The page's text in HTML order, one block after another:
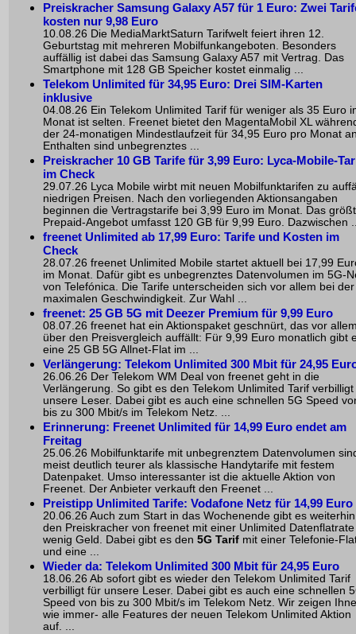
Preiskracher Samsung Galaxy A57 für 1 Euro: Zwei
kosten nur 9,98 Euro
10.08.26 Die MediaMarktSaturn Tarifwelt feiert ihren 12.
Geburtstag mit mehreren Mobilfunkangeboten. Besonders
auffällig ist dabei das Samsung Galaxy A57 mit Vertrag. Das
Smartphone mit 128 GB Speicher kostet einmalig ...
Telekom Unlimited für 34,95 Euro: Drei SIM-Karten
inklusive
04.08.26 Ein Telekom Unlimited Tarif für weniger als 35 Euro
Monat ist selten. Freenet bietet den MagentaMobil XL
der 24-monatigen Mindestlaufzeit für 34,95 Euro pro Monat
Enthalten sind unbegrenztes ...
Preiskracher 10 GB Tarife für 3,99 Euro: Lyca-Mobile-
im Check
29.07.26 Lyca Mobile wirbt mit neuen Mobilfunktarifen zu
niedrigen Preisen. Nach den vorliegenden Aktionsangaben
beginnen die Vertragstarife bei 3,99 Euro im Monat. Das
Prepaid-Angebot umfasst 120 GB für 9,99 Euro. Dazwischen
freenet Unlimited ab 17,99 Euro: Tarife und Kosten im
Check
28.07.26 freenet Unlimited Mobile startet aktuell bei 17,99
im Monat. Dafür gibt es unbegrenztes Datenvolumen im 5G-
von Telefónica. Die Tarife unterscheiden sich vor allem bei der
maximalen Geschwindigkeit. Zur Wahl ...
freenet: 25 GB 5G mit Deezer Premium für 9,99 Euro
08.07.26 freenet hat ein Aktionspaket geschnürt, das vor
über den Preisvergleich auffällt: Für 9,99 Euro monatlich gibt
eine 25 GB 5G Allnet-Flat im ...
Verlängerung: Telekom Unlimited 300 Mbit für 24,95
26.06.26 Der Telekom WM Deal von freenet geht in die
Verlängerung. So gibt es den Telekom Unlimited Tarif
unsere Leser. Dabei gibt es auch eine schnellen 5G Speed
bis zu 300 Mbit/s im Telekom Netz. ...
Erinnerung: Freenet Unlimited für 14,99 Euro endet am
Freitag
25.06.26 Mobilfunktarife mit unbegrenztem Datenvolumen
meist deutlich teurer als klassische Handytarife mit festem
Datenpaket. Umso interessanter ist die aktuelle Aktion von
Freenet. Der Anbieter verkauft den Freenet ...
Preistipp Unlimited Tarife: Vodafone Netz für 14,99 Euro
20.06.26 Auch zum Start in das Wochenende gibt es weiterhin
den Preiskracher von freenet mit einer Unlimited
wenig Geld. Dabei gibt es den 5G Tarif mit einer Telefonie-
und eine ...
Wieder da: Telekom Unlimited 300 Mbit für 24,95 Euro
18.06.26 Ab sofort gibt es wieder den Telekom Unlimited Tarif
verbilligt für unsere Leser. Dabei gibt es auch eine schnellen
Speed von bis zu 300 Mbit/s im Telekom Netz. Wir zeigen
wie immer- alle Features der neuen Telekom Unlimited Aktion
auf. ...